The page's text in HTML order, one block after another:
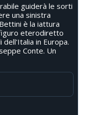
guiderà le sorti
una sinistra
è la iattura
eterodiretto
in Europa.
Conte. Un